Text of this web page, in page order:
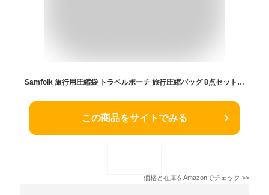
Samfolk 旅行用圧縮袋 トラベルポーチ 旅行圧縮バッグ 8点セット 圧縮ポーチ パッキングポーチ 衣類仕分け 旅行 出張 便利グッズ 大容量 防水 小物入れ トラベルセット 下着収納 巾着袋 スペース節約
この商品をサイトでみる
価格と在庫をAmazonでチェック >>